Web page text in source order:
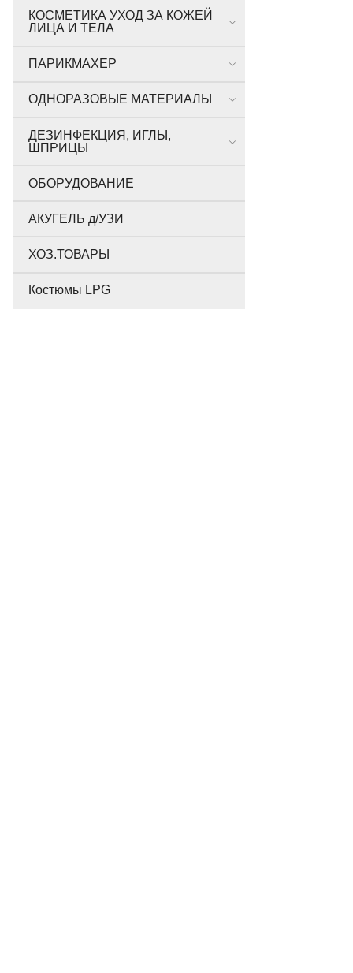
КОСМЕТИКА УХОД ЗА КОЖЕЙ
ЛИЦА И ТЕЛА
ПАРИКМАХЕР
ОДНОРАЗОВЫЕ МАТЕРИАЛЫ
ДЕЗИНФЕКЦИЯ, ИГЛЫ,
ШПРИЦЫ
ОБОРУДОВАНИЕ
АКУГЕЛЬ д/УЗИ
ХОЗ.ТОВАРЫ
Костюмы LPG